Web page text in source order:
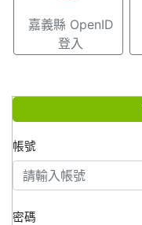
嘉義縣 OpenID
登入
帳號
密碼